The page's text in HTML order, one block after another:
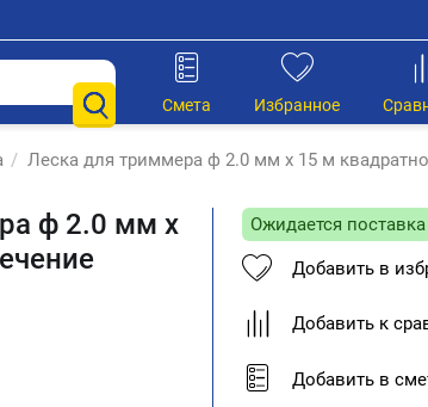
Избранное
Смета
/ Леска для триммера ф 2.0 мм х 15 м
ф 2.0 мм х
Ожидается поставка
Добавить в
Добавить к
Добавить в